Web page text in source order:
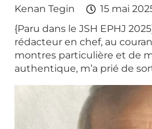
Kenan Tegin
15 mai
{Paru dans le JSH EPHJ
rédacteur en chef, au
montres particulière et de
authentique, m’a prié de